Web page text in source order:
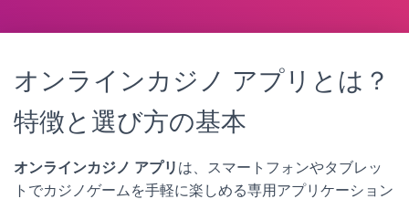
オンラインカジノ アプリとは？
特徴と選び方の基本
オンラインカジノ アプリ は、スマートフォンやタブレッ
トでカジノゲームを手軽に楽しめる専用アプリケーション